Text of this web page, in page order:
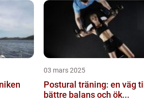
03 mars 2025
Postural träning: en väg till
bättre balans och ök...